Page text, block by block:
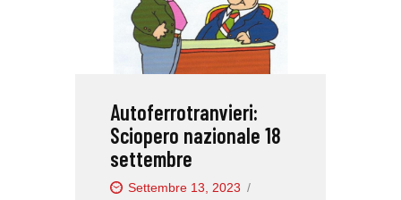
Autoferrotranvieri:
Sciopero nazionale 18
settembre
Settembre 13, 2023